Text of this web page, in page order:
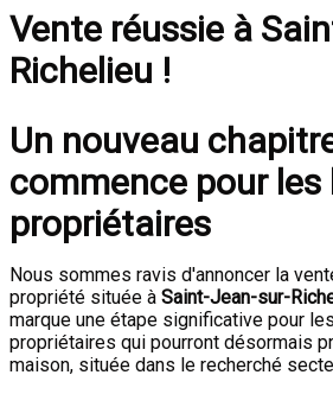
Vente réussie à
Richelieu !
Un nouveau
commence pour les
propriétaires
Nous sommes ravis d'annoncer la
propriété située à Saint-Jean-sur-
marque une étape significative pour
propriétaires qui pourront désormais
maison, située dans le recherché